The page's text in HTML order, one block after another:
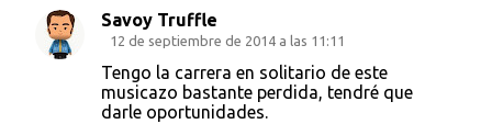
Savoy Truffle
12 de septiembre de 2014 a las 11:11
Tengo la carrera en solitario de este
musicazo bastante perdida, tendré que
darle oportunidades.